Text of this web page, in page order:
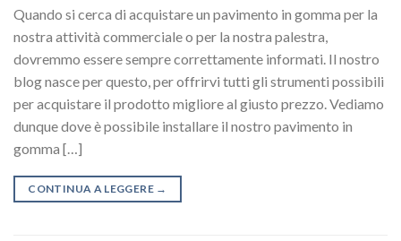
Quando si cerca di acquistare un pavimento in gomma per la
nostra attività commerciale o per la nostra palestra,
dovremmo essere sempre correttamente informati. Il nostro
blog nasce per questo, per offrirvi tutti gli strumenti possibili
per acquistare il prodotto migliore al giusto prezzo. Vediamo
dunque dove è possibile installare il nostro pavimento in
gomma […]
CONTINUA A LEGGERE →